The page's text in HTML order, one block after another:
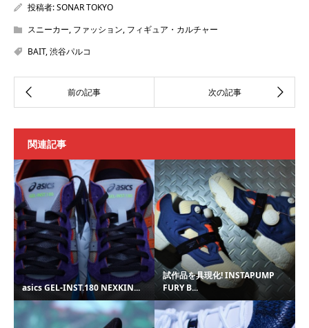
投稿者:SONAR TOKYO
スニーカー, ファッション, フィギュア・カルチャー
BAIT,渋谷パルコ
関連記事
asics GEL-INST.180 NEXKIN...
試作品を具現化! INSTAPUMP
FURY B...